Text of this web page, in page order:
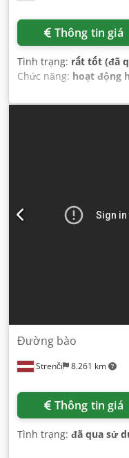
Thông tin giá
Tình trạng: rất tốt (đã
Chức năng: hoạt động
Strenči 8.261 km
Đường bào
Thông tin giá
Tình trạng: đã qua sử